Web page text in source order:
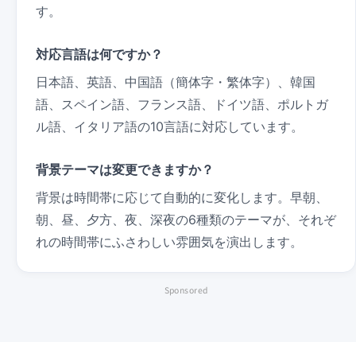
す。
対応言語は何ですか？
日本語、英語、中国語（簡体字・繁体字）、韓国
語、スペイン語、フランス語、ドイツ語、ポルトガ
ル語、イタリア語の10言語に対応しています。
背景テーマは変更できますか？
背景は時間帯に応じて自動的に変化します。早朝、
朝、昼、夕方、夜、深夜の6種類のテーマが、それぞ
れの時間帯にふさわしい雰囲気を演出します。
Sponsored